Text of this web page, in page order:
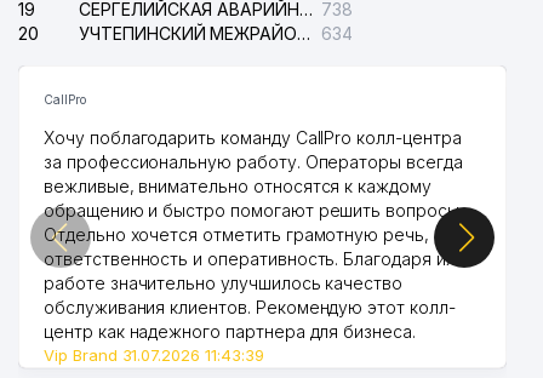
LOK BO'YOQ SERVIS ООО
50
TOSHKENT SHAHAR SUV
TA'MINOTI ООО
748 м
51 GEKATO KOMMUNAL ТЧСЖ 750 м
52 758 м
53
ОБЩЕОБРАЗОВАТЕЛЬНАЯ
СРЕДНЯЯ ШКОЛА № 31
759 м
ОБЩЕОБРАЗОВАТЕЛЬНАЯ
19
СЕРГЕЛИЙСКАЯ АВАРИЙНАЯ СЛУЖБА ЭЛЕКТРОСЕТИ 738
20
УЧТЕПИНСКИЙ МЕЖРАЙОННЫЙ СУД ПО ГРАЖДАНСКИМ ДЕЛАМ 634
CallPro
Хочу поблагодарить команду CallPro колл-центра
за профессиональную работу. Операторы всегда
вежливые, внимательно относятся к каждому
обращению и быстро помогают решить вопросы.
Отдельно хочется отметить грамотную речь,
ответственность и оперативность. Благодаря их
работе значительно улучшилось качество
обслуживания клиентов. Рекомендую этот колл-
центр как надежного партнера для бизнеса.
Vip Brand 31.07.2026 11:43:39